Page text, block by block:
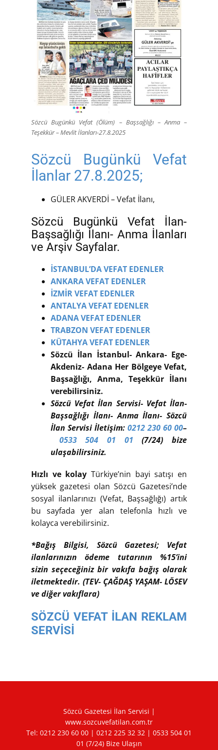
Sözcü Bugünkü Vefat (Ölüm) – Başsağlığı – Anma –
Teşekkür – Mevlit İlanları-27.8.2025
Sözcü Bugünkü Vefat
İlanlar 27.8.2025;
GÜLER AKVERDİ – Vefat İlanı,
Sözcü Bugünkü Vefat İlan-
Başsağlığı İlanı- Anma İlanları
ve Arşiv Sayfalar.
İSTANBUL’DA VEFAT EDENLER
ANKARA VEFAT EDENLER
İZMİR VEFAT EDENLER
ANTALYA VEFAT EDENLER
ADANA VEFAT EDENLER
TRABZON VEFAT EDENLER
KÜTAHYA VEFAT EDENLER
Sözcü İlan İstanbul- Ankara- Ege-
Akdeniz- Adana Her Bölgeye Vefat,
Başsağlığı, Anma, Teşekkür İlanı
verebilirsiniz.
Sözcü Vefat İlan Servisi- Vefat İlan-
Başsağlığı İlanı- Anma İlanı- Sözcü
İlan Servisi İletişim: 0212 230 60 00–
0533 504 01 01 (7/24) bize
ulaşabilirsiniz.
Hızlı ve kolay Türkiye’nin bayi satışı en
yüksek gazetesi olan Sözcü Gazetesi’nde
sosyal ilanlarınızı (Vefat, Başsağlığı) artık
bu sayfada yer alan telefonla hızlı ve
kolayca verebilirsiniz.
*Bağış Bilgisi, Sözcü Gazetesi; Vefat
ilanlarınızın ödeme tutarının %15’ini
sizin seçeceğiniz bir vakıfa bağış olarak
iletmektedir. (TEV- ÇAĞDAŞ YAŞAM- LÖSEV
ve diğer vakıflara)
SÖZCÜ VEFAT İLAN REKLAM
SERVİSİ
Sözcü Gazetesi İlan Servisi |
www.sozcuvefatilan.com.tr
Tel: 0212 230 60 00 | 0212 225 32 32 | 0533 504 01
01 (7/24) Bize Ulaşın